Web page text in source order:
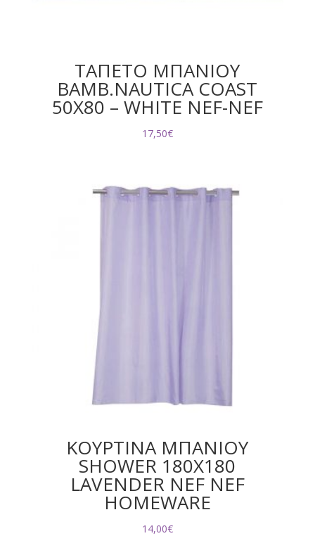
ΤΑΠΕΤΟ ΜΠΑΝΙΟΥ
ΒΑΜΒ.NAUTICA COAST
50X80 – WHITE NEF-NEF
17,50€
ΚΟΥΡΤΙΝΑ ΜΠΑΝΙΟΥ
SHOWER 180Χ180
LAVENDER NEF NEF
HOMEWARE
14,00€